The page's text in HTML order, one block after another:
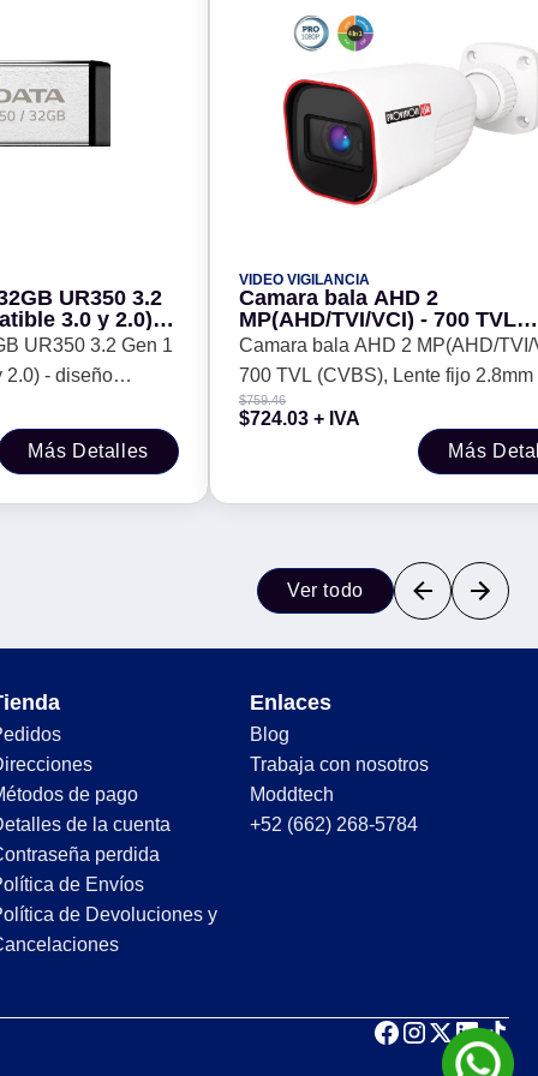
UR350 3.2
3.0 y 2.0) -
tapa. Color
32G-
UR350 3.2 Gen 1
2.0) - diseño
Más Detalles
VIDEO VIGILANCIA
Camara bala AHD 2
MP(AHD/TVI/VCI) - 700 TVL
(CVBS), Lente fijo 2.8mm
hasta 40 mts, BLC, HLC,
Camara bala AHD 2 MP(AHD/TVI/
700 TVL (CVBS), Lente fijo 2.8mm
IR hasta 40 mts, BLC, HLC, CoC,
$759.46
$724.03 + IVA
Más
Ver todo
de pago
de la cuenta
perdida
de Envíos
de Devoluciones y
Enlaces
Blog
Trabaja con nosotros
Moddtech
+52 (662) 268-5784